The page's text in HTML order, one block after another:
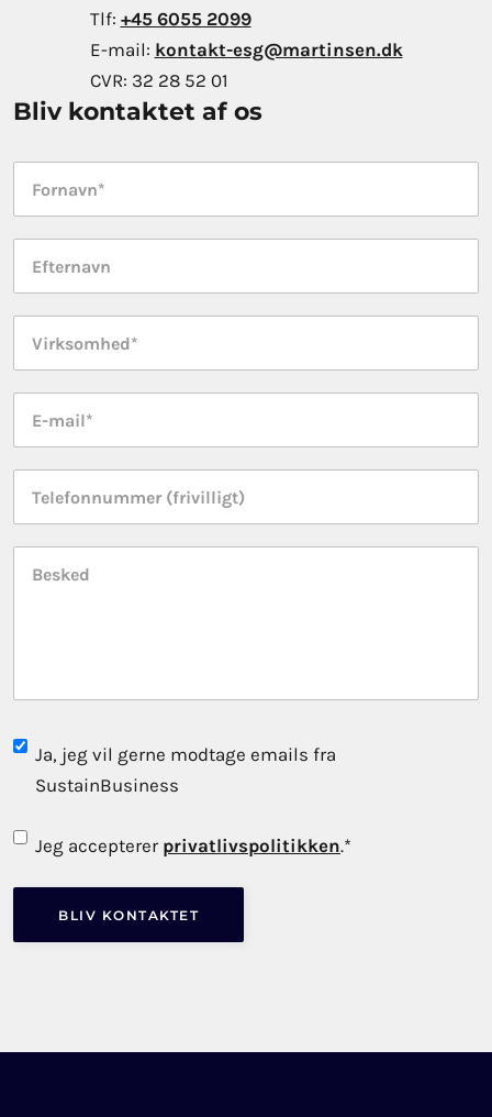
Tlf: +45 6055 2099
E-mail: kontakt-esg@martinsen.dk
CVR: 32 28 52 01
Bliv kontaktet af os
Subscribe
Ja, jeg vil gerne modtage emails fra
SustainBusiness
Consent*
Jeg accepterer privatlivspolitikken.*